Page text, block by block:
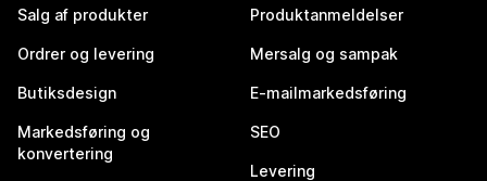
Salg af produkter
Ordrer og levering
Butiksdesign
Markedsføring og
konvertering
Produktanmeldelser
Mersalg og sampak
E-mailmarkedsføring
SEO
Levering